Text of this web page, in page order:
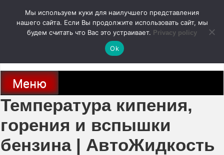
содержимому
autodoc24.ru
Новости про современные автомобили и не только, новинки зарубежного
и отечественного автопрома
Меню
Температура кипения,
горения и вспышки
бензина | АвтоЖидкость
Мы используем куки для наилучшего представления
нашего сайта. Если Вы продолжите использовать сайт, мы
будем считать что Вас это устраивает. Privacy policy
Ok